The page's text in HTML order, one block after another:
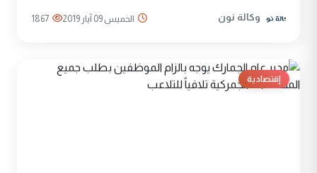
وكالة نون الخميس 09 آيار 2019 1867
إقتصادية